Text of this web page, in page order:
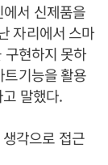
서 신제품을
자리에서 스마
구현하지 못하
트기능을 활용
말했다.
각으로 접근